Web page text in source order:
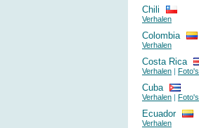
Chili
Verhalen
Colombia
Verhalen
Costa Rica
Verhalen | Foto's
Cuba
Verhalen | Foto's
Ecuador
Verhalen